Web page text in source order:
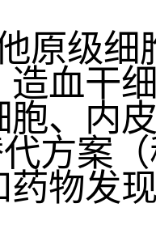
原级
血干
胞、内
方案
药物发